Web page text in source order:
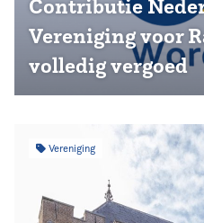
Contributie
Vereniging voor
volledig vergoed
Vereniging